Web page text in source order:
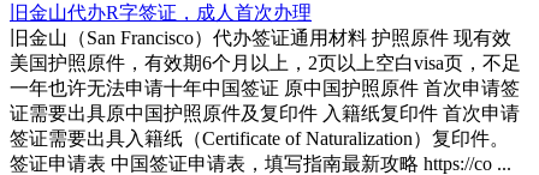
旧金山代办R字签证，成人首次办理
旧金山（San Francisco）代办签证通用材料 护照原件 现有效
美国护照原件，有效期6个月以上，2页以上空白visa页，不足
一年也许无法申请十年中国签证 原中国护照原件 首次申请签
证需要出具原中国护照原件及复印件 入籍纸复印件 首次申请
签证需要出具入籍纸（Certificate of Naturalization）复印件。
签证申请表 中国签证申请表，填写指南最新攻略 https://co ...